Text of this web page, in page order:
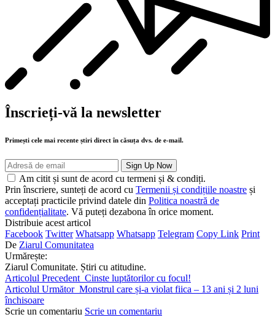
Înscrieți-vă la newsletter
Primești cele mai recente știri direct în căsuța dvs. de e-mail.
Am citit și sunt de acord cu termeni și & condiți.
Prin înscriere, sunteți de acord cu Termenii și condițiile noastre și
acceptați practicile privind datele din Politica noastră de
confidențialitate. Vă puteți dezabona în orice moment.
Distribuie acest articol
Facebook Twitter Whatsapp Whatsapp Telegram Copy Link Print
De Ziarul Comunitatea
Urmărește:
Ziarul Comunitate. Știri cu atitudine.
Articolul Precedent Cinste luptătorilor cu focul!
Articolul Următor Monstrul care și-a violat fiica – 13 ani și 2 luni
închisoare
Scrie un comentariu Scrie un comentariu